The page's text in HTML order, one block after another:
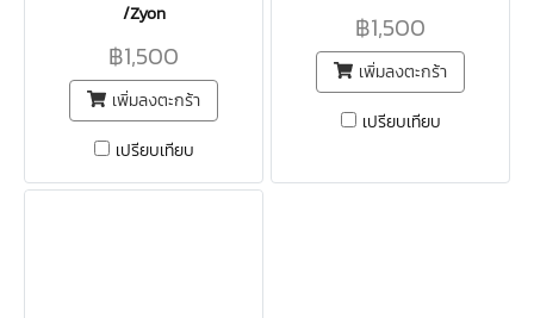
/Zyon
฿1,500
เพิ่มลงตะกร้า
เปรียบเทียบ
฿1,500
เพิ่มลงตะกร้า
เปรียบเทียบ